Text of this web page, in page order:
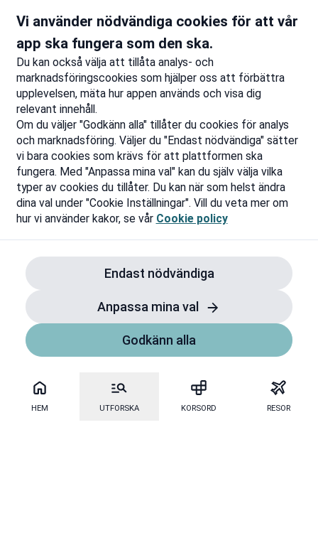
HEM UTFORSKA KORSORD RESOR
är!
Till rabatten
Vi använder nödvändiga cookies för att vår
app ska fungera som den ska.
Du kan också välja att tillåta analys- och
marknadsföringscookies som hjälper oss att förbättra
upplevelsen, mäta hur appen används och visa dig
relevant innehåll.
Om du väljer "Godkänn alla" tillåter du cookies för analys
och marknadsföring. Väljer du "Endast nödvändiga" sätter
vi bara cookies som krävs för att plattformen ska
fungera. Med "Anpassa mina val" kan du själv välja vilka
typer av cookies du tillåter. Du kan när som helst ändra
dina val under "Cookie Inställningar". Vill du veta mer om
hur vi använder kakor, se vår Cookie policy
Endast nödvändiga
Anpassa mina val
Godkänn alla